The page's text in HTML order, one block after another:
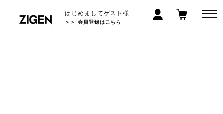
はじめましてゲスト様
＞＞ 会員登録はこちら